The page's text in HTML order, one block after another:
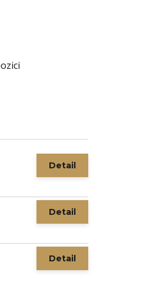
Detail
Detail
Detail